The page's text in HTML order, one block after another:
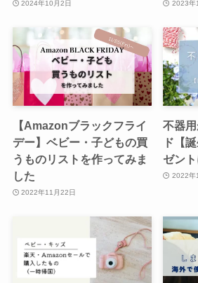
2024年10月2日 2023年
【Amazonブラックフライ
デー】ベビー・子どもの買
うものリストを作ってみま
した
2022年11月22日
不器
ド【
ゼント
2022年